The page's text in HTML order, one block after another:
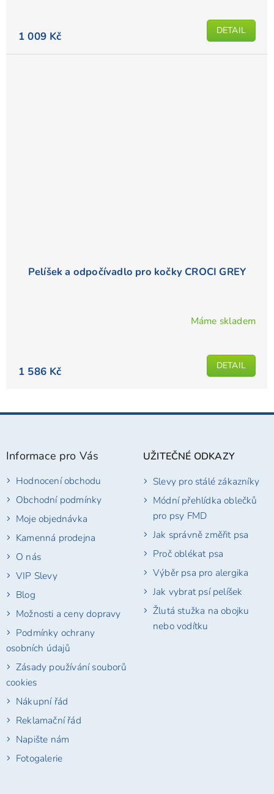
1 009 Kč DETAIL
Pelíšek a odpočívadlo pro kočky CROCI GREY
Máme skladem
1 586 Kč DETAIL
Z
Informace pro Vás
Hodnocení obchodu
Obchodní podmínky
Moje objednávka
Kamenná prodejna
O nás
VIP Slevy
Blog
Možnosti a ceny dopravy
Podmínky ochrany
osobních údajů
Zásady používání souborů
cookies
Nákupní řád
Reklamační řád
Napište nám
Fotogalerie
UŽITEČNÉ ODKAZY
Slevy pro stálé zákazníky
Módní přehlídka oblečků
pro psy FMD
Jak správně změřit psa
Proč oblékat psa
Výběr psa pro alergika
Jak vybrat psí pelíšek
Žlutá stužka na obojku
nebo vodítku